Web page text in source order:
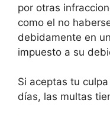
por otras
como el no
debidamente en
impuesto a su
Si aceptas tu
días, las multas